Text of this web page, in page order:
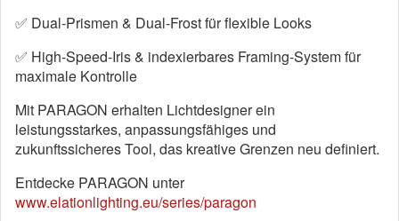
✅ Dual-Prismen & Dual-Frost für flexible Looks
✅ High-Speed-Iris & indexierbares Framing-System für
maximale Kontrolle
Mit PARAGON erhalten Lichtdesigner ein
leistungsstarkes, anpassungsfähiges und
zukunftssicheres Tool, das kreative Grenzen neu definiert.
Entdecke PARAGON unter
www.elationlighting.eu/series/paragon